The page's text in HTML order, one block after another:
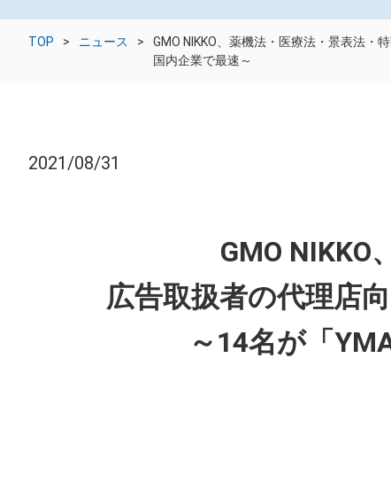
TOP ニュース GMO NIKKO、薬機法・医療法・景表法・
国内企業で最速～
2021/08/31
GMO
広告取扱者の代理店
～14名が「